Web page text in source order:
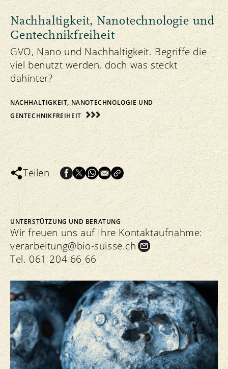
Nachhaltigkeit, Nanotechnologie und
Gentechnikfreiheit
GVO, Nano und Nachhaltigkeit. Begriffe die
viel benutzt werden, doch was steckt
dahinter?
NACHHALTIGKEIT, NANOTECHNOLOGIE UND
GENTECHNIKFREIHEIT
Teilen
UNTERSTÜTZUNG UND BERATUNG
Wir freuen uns auf Ihre Kontaktaufnahme:
verarbeitung@bio-suisse.ch
Tel.061 204 66 66